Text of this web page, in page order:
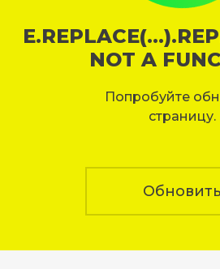
NOT A
Попробуйте
страницу.
Обновить